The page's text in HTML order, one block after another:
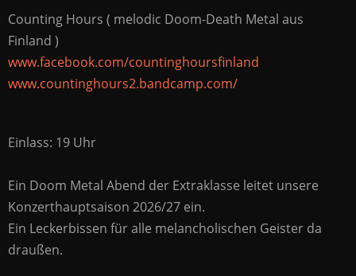
Counting Hours ( melodic Doom-Death Metal aus
Finland )
www.facebook.com/countinghoursfinland
www.countinghours2.bandcamp.com/
Einlass: 19 Uhr
Ein Doom Metal Abend der Extraklasse leitet unsere
Konzerthauptsaison 2026/27 ein.
Ein Leckerbissen für alle melancholischen Geister da
draußen.